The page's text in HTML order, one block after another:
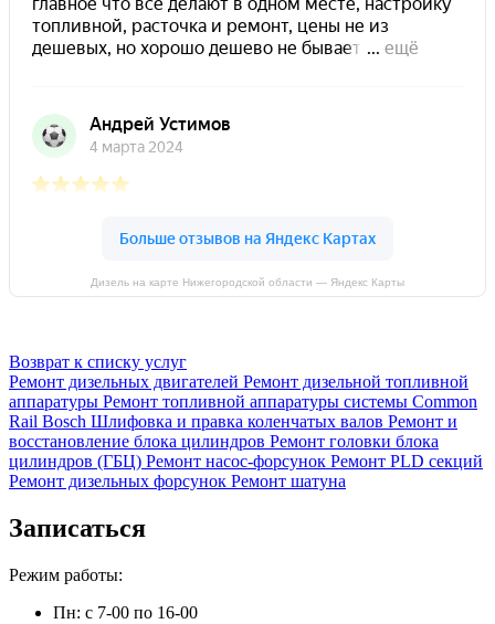
Дизель на карте Нижегородской области — Яндекс Карты
Возврат к списку услуг
Ремонт дизельных двигателей Ремонт дизельной топливной
аппаратуры Ремонт топливной аппаратуры системы Common
Rail Bosch Шлифовка и правка коленчатых валов Ремонт и
восстановление блока цилиндров Ремонт головки блока
цилиндров (ГБЦ) Ремонт насос-форсунок Ремонт PLD секций
Ремонт дизельных форсунок Ремонт шатуна
Записаться
Режим работы:
Пн: с 7-00 по 16-00